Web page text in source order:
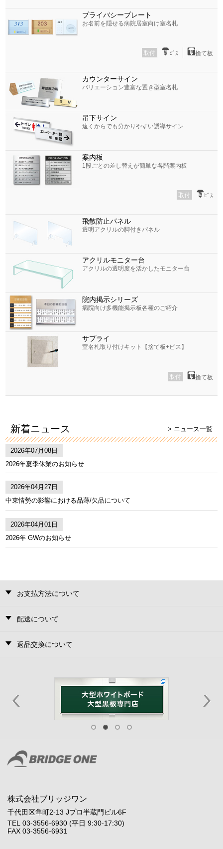
プライバシープレート
お名前を隠せる病院居室向け室名札
取付 ﾋﾞｽ 捨て板
カウンターサイン
バリエーション豊富な置き型室名札
吊下サイン
遠くからでも分かりやすい誘導サイン
案内板
1段ごとの差し替えが簡単な各階案内板
取付 ﾋﾞｽ
飛散防止パネル
透明アクリルの脚付きパネル
アクリルモニター台
アクリルの透明度を活かしたモニター台
院内掲示シリーズ
病院向け多機能掲示板各種のご紹介
サプライ
室名札取り付けキット【捨て板+ビス】
取付 捨て板
新着ニュース > ニュース一覧
2026年07月08日
2026年夏季休業のお知らせ
2026年04月27日
中東情勢の影響における品薄/欠品について
2026年04月01日
2026年 GWのお知らせ
お支払方法について
配送について
返品交換について
株式会社ブリッジワン
千代田区隼町2-13 Jプロ半蔵門ビル6F
TEL 03-3556-6930 (平日 9:30-17:30)
FAX 03-3556-6931